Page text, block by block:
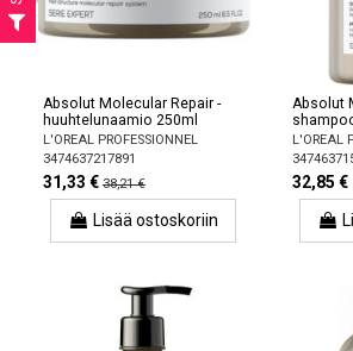
Absolut Molecular Repair -
huuhtelunaamio 250ml
L'OREAL PROFESSIONNEL
3474637217891
31,33 € 38,21 €
Lisää ostoskoriin
Absolut
L'OREAL
32,85 €